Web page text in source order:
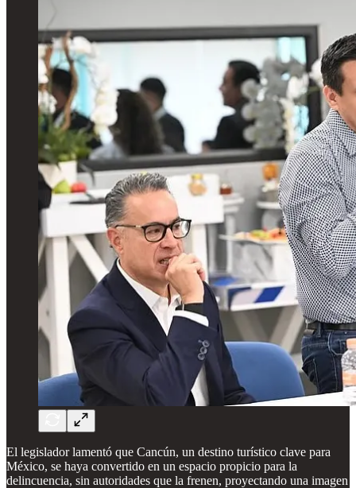
El legislador lamentó que Cancún, un destino turístico clave para
México, se haya convertido en un espacio propicio para la
delincuencia, sin autoridades que la frenen, proyectando una imagen